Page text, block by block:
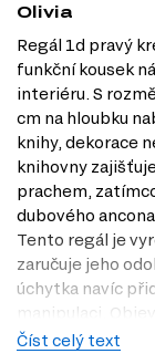
Olivia
Regál 1d pravý
funkční kousek
interiéru. S
cm na hloubku
knihy, dekorace
knihovny
prachem,
dubového
Tento regál je
zaručuje jeho
úchytka navíc
manipulaci.
navštivte naši
Číst celý text